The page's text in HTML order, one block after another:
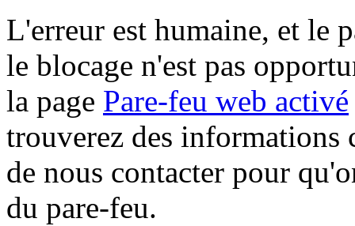
L'erreur est humaine, et le
le blocage n'est pas
la page Pare-feu web activé
trouverez des informations
de nous contacter pour
du pare-feu.